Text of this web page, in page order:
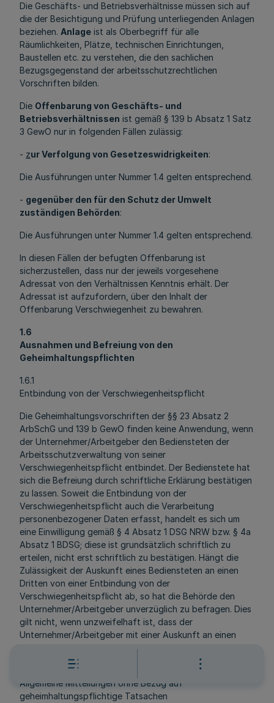
Die Geschäfts- und Betriebsverhältnisse müssen sich auf
die der Besichtigung und Prüfung unterliegenden Anlagen
beziehen. Anlage ist als Oberbegriff für alle
Räumlichkeiten, Plätze, technischen Einrichtungen,
Baustellen etc. zu verstehen, die den sachlichen
Bezugsgegenstand der arbeitsschutzrechtlichen
Vorschriften bilden.
Die Offenbarung von Geschäfts- und
Betriebsverhältnissen ist gemäß § 139 b Absatz 1 Satz
3 GewO nur in folgenden Fällen zulässig:
- zur Verfolgung von Gesetzeswidrigkeiten:
Die Ausführungen unter Nummer 1.4 gelten entsprechend.
- gegenüber den für den Schutz der Umwelt
zuständigen Behörden:
Die Ausführungen unter Nummer 1.4 gelten entsprechend.
In diesen Fällen der befugten Offenbarung ist
sicherzustellen, dass nur der jeweils vorgesehene
Adressat von den Verhältnissen Kenntnis erhält. Der
Adressat ist aufzufordern, über den Inhalt der
Offenbarung Verschwiegenheit zu bewahren.
1.6
Ausnahmen und Befreiung von den
Geheimhaltungspflichten
1.6.1
Entbindung von der Verschwiegenheitspflicht
Die Geheimhaltungsvorschriften der §§ 23 Absatz 2
ArbSchG und 139 b GewO finden keine Anwendung, wenn
der Unternehmer/Arbeitgeber den Bediensteten der
Arbeitsschutzverwaltung von seiner
Verschwiegenheitspflicht entbindet. Der Bedienstete hat
sich die Befreiung durch schriftliche Erklärung bestätigen
zu lassen. Soweit die Entbindung von der
Verschwiegenheitspflicht auch die Verarbeitung
personenbezogener Daten erfasst, handelt es sich um
eine Einwilligung gemäß § 4 Absatz 1 DSG NRW bzw. § 4a
Absatz 1 BDSG; diese ist grundsätzlich schriftlich zu
erteilen, nicht erst schriftlich zu bestätigen. Hängt die
Zulässigkeit der Auskunft eines Bediensteten an einen
Dritten von einer Entbindung von der
Verschwiegenheitspflicht ab, so hat die Behörde den
Unternehmer/Arbeitgeber unverzüglich zu befragen. Dies
gilt nicht, wenn unzweifelhaft ist, dass der
Unternehmer/Arbeitgeber mit einer Auskunft an einen
Dritten nicht einverstanden ist.
Allgemeine Mitteilungen ohne Bezug auf
geheimhaltungspflichtige Tatsachen